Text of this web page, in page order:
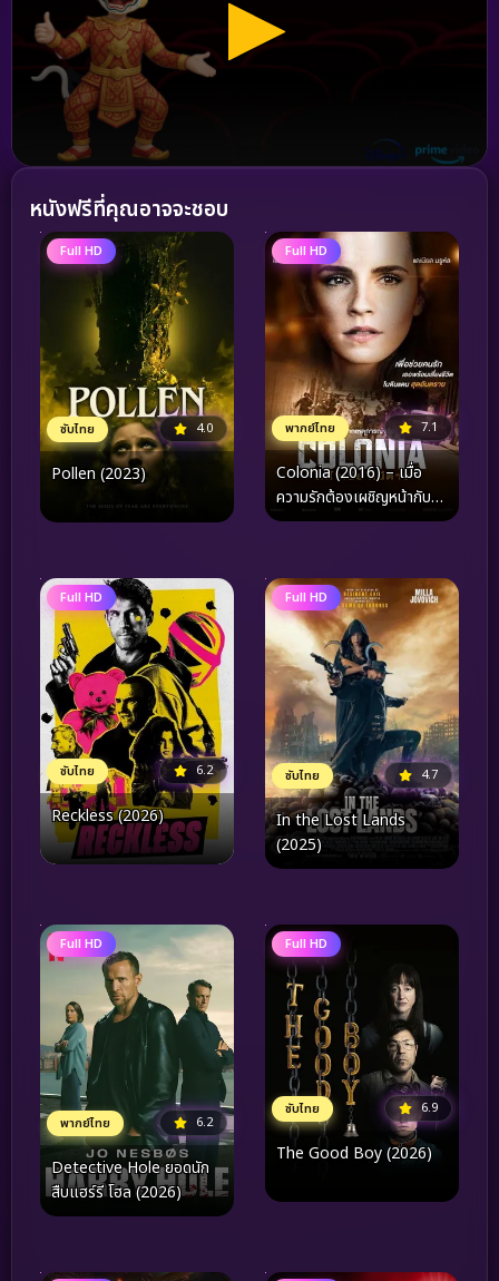
หนังฟรีที่คุณอาจจะชอบ
Full HD
ซับไทย 4.0
Pollen (2023)
Full HD
พากย์ไทย 7.1
Colonia (2016) – เมื่อ
ความรักต้องเผชิญหน้ากับ
นรกบนดินในลัทธิทมิฬแห่ง
Full HD
ซับไทย 6.2
Reckless (2026)
Full HD
ซับไทย 4.7
In the Lost Lands
(2025)
Full HD
พากย์ไทย 6.2
Detective Hole ยอดนัก
สืบแฮร์รี โฮล (2026)
Full HD
ซับไทย 6.9
The Good Boy (2026)